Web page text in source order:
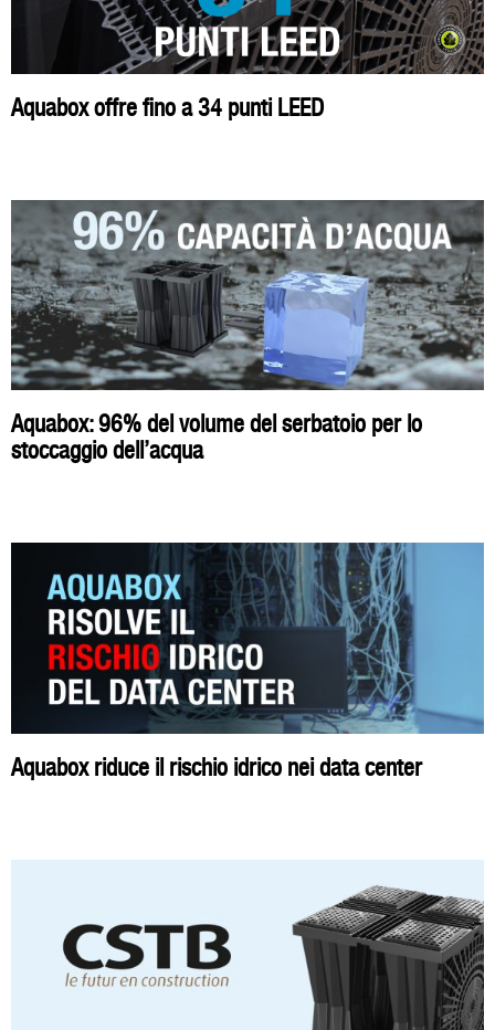
Aquabox offre fino a 34 punti LEED
Aquabox: 96% del volume del serbatoio per lo
stoccaggio dell’acqua
Aquabox riduce il rischio idrico nei data center